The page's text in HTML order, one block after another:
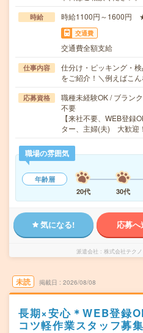
時給 時給1100円～1600円
交通費
交通費全額支給
仕事内容
仕分け・ピッキング・
をご紹介！＼例えばこ
応募資格
職種未経験OK / ブラン
不要
【来社不要、WEB登録
ター、主婦(夫) 大歓迎
職場の雰囲気
年齢層
20代
30代
気になる! 応募へ
派遣会社 株式会社テク
未読 掲載日 2026/08/08
長期×安心＊WEB登録
コツ軽作業スタッフ募集